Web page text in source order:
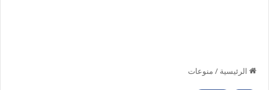
الرئيسية / منوعات